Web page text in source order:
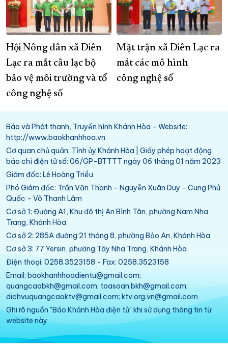
Hội Nông dân xã Diên
Lạc ra mắt câu lạc bộ
bảo vệ môi trường và tổ
công nghệ số
Mặt trận xã Diên Lạc ra
mắt các mô hình
công nghệ số
Báo và Phát thanh, Truyền hình Khánh Hòa - Website:
http://www.baokhanhhoa.vn
Cơ quan chủ quản: Tỉnh ủy Khánh Hòa | Giấy phép hoạt động
báo chí điện tử số: 06/GP-BTTTT ngày 06 tháng 01 năm 2023
Giám đốc: Lê Hoàng Triều
Phó Giám đốc: Trần Văn Thanh - Nguyễn Xuân Duy - Cung Phú
Quốc - Võ Thanh Lâm
Cơ sở 1: Đường A1, Khu đô thị An Bình Tân, phường Nam Nha
Trang, Khánh Hòa
Cơ sở 2: 285A đường 21 tháng 8, phường Bảo An, Khánh Hòa
Cơ sở 3: 77 Yersin, phường Tây Nha Trang, Khánh Hòa
Điện thoại: 0258.3523158 - Fax: 0258.3523158
Email: baokhanhhoadientu@gmail.com;
quangcaobkh@gmail.com; toasoan.bkh@gmail.com;
dichvuquangcaoktv@gmail.com; ktv.org.vn@gmail.com
Ghi rõ nguồn "Báo Khánh Hòa điện tử" khi sử dụng thông tin từ
website này